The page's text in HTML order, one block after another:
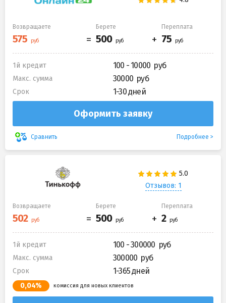
Возвращаете Берете Переплата
1й кредит 100 - 10000
Макс. сумма 30000
Срок 1-30 дней
Оформить заявку
Сравнить Подробнее
Отзывов: 1
Возвращаете Берете Переплата
1й кредит 100 - 300000
Макс. сумма 300000
Срок 1-365 дней
0,04% комиссия для новых клиентов